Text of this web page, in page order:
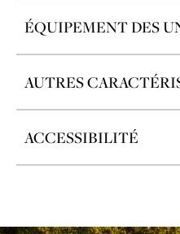
ÉQUIPEMENT DES
AUTRES
ACCESSIBILITÉ